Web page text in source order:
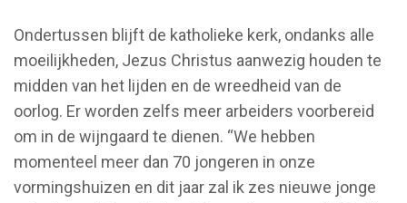
Ondertussen blijft de katholieke kerk, ondanks alle
moeilijkheden, Jezus Christus aanwezig houden te
midden van het lijden en de wreedheid van de
oorlog. Er worden zelfs meer arbeiders voorbereid
om in de wijngaard te dienen. “We hebben
momenteel meer dan 70 jongeren in onze
vormingshuizen en dit jaar zal ik zes nieuwe jonge